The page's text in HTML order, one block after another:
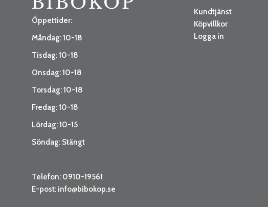
Öppettider:
Måndag: 10-18
Tisdag: 10-18
Onsdag: 10-18
Torsdag: 10-18
Fredag: 10-18
Lördag: 10-15
Söndag: Stängt
Telefon: 0910-19561
E-post: info@bibokop.se
Kundtjänst
Köpvillkor
Logga in